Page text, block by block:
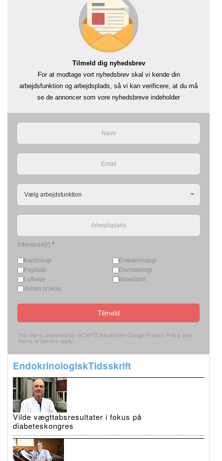
Tilmeld dig nyhedsbrev
For at modtage vort nyhedsbrev skal vi kende din
arbejdsfunktion og arbejdsplads, så vi kan verificere, at du må
se de annoncer som vore nyhedsbreve indeholder
Interesse(r) *
Kardiologi
Endokrinologi
Psykiatri
Dermatologi
Luftveje
Mavetarm
Almen praksis
Tilmeld
This site is protected by reCAPTCHA and the Google Privacy Policy and
Terms of Service apply.
EndokrinologiskTidsskrift
Vilde vægttabsresultater i fokus på
diabeteskongres